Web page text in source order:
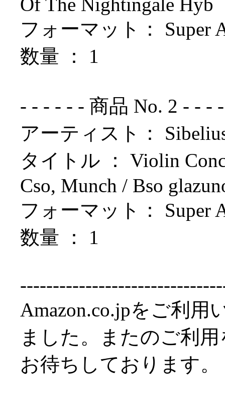
フォーマット： Super
数量 ： 1
- - - - - - 商品 No. 2 - - -
アーティスト：
タイトル ： Violin
Cso, Munch / Bso
フォーマット： Super
数量 ： 1
Amazon.co.jpをご利
ました。またのご利用
お待ちしております。